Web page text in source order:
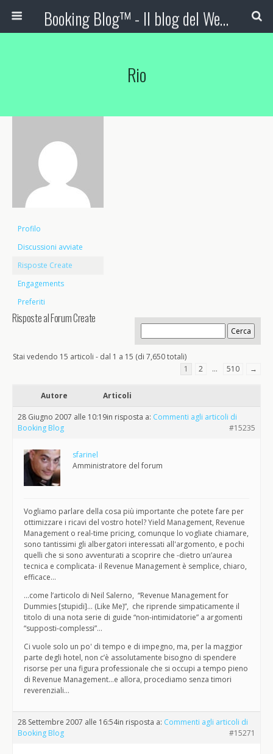
Booking Blog™ - Il blog del Web Marketing Turistico
Rio
Profilo
Discussioni avviate
Risposte Create
Engagements
Preferiti
Risposte al Forum Create
Stai vedendo 15 articoli - dal 1 a 15 (di 7,650 totali)
1
2 … 510 →
Autore Articoli
28 Giugno 2007 alle 10:19in risposta a: Commenti agli articoli di
Booking Blog
#15235
sfarinel
Amministratore del forum
Vogliamo parlare della cosa più importante che potete fare per
ottimizzare i ricavi del vostro hotel? Yield Management, Revenue
Management o real-time pricing, comunque lo vogliate chiamare,
sono tantissimi gli albergatori interessati all'argomento, e pochi
quelli che si sono avventurati a scoprire che -dietro un’aurea
tecnica e complicata- il Revenue Management è semplice, chiaro,
efficace…
…come l’articolo di Neil Salerno, “Revenue Management for
Dummies [stupidi]… (Like Me)”, che riprende simpaticamente il
titolo di una nota serie di guide “non-intimidatorie” a argomenti
“supposti-complessi”…
Ci vuole solo un po' di tempo e di impegno, ma, per la maggior
parte degli hotel, non c’è assolutamente bisogno di spendere
risorse per una figura professionale che si occupi a tempo pieno
di Revenue Management…e allora, procediamo senza timori
reverenziali…
28 Settembre 2007 alle 16:54in risposta a: Commenti agli articoli di
Booking Blog
#15271